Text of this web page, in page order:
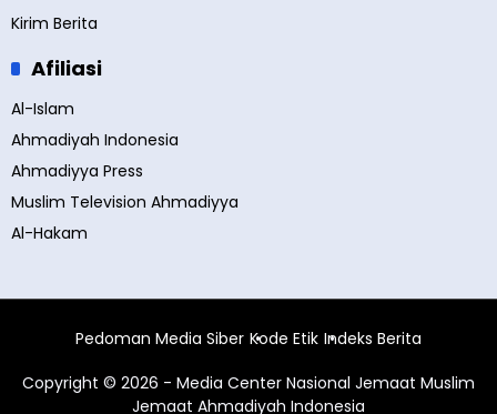
Kirim Berita
Afiliasi
Al-Islam
Ahmadiyah Indonesia
Ahmadiyya Press
Muslim Television Ahmadiyya
Al-Hakam
Pedoman Media Siber Kode Etik Indeks Berita
Copyright © 2026 - Media Center Nasional Jemaat Muslim
Jemaat Ahmadiyah Indonesia